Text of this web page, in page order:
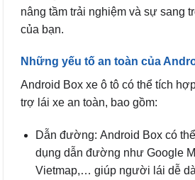
nâng tầm trải nghiệm và sự sang
của bạn.
Những yếu tố an toàn của
Android Box xe ô tô có thể tích
trợ lái xe an toàn, bao gồm:
Dẫn đường: Android Box có
dụng dẫn đường như Google
Vietmap,… giúp người lái dễ